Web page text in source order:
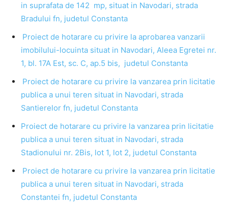
in suprafata de 142 mp, situat in Navodari, strada
Bradului fn, judetul Constanta
Proiect de hotarare cu privire la aprobarea vanzarii
imobilului-locuinta situat in Navodari, Aleea Egretei nr.
1, bl. 17A Est, sc. C, ap.5 bis, judetul Constanta
Proiect de hotarare cu privire la vanzarea prin licitatie
publica a unui teren situat in Navodari, strada
Santierelor fn, judetul Constanta
Proiect de hotarare cu privire la vanzarea prin licitatie
publica a unui teren situat in Navodari, strada
Stadionului nr. 2Bis, lot 1, lot 2, judetul Constanta
Proiect de hotarare cu privire la vanzarea prin licitatie
publica a unui teren situat in Navodari, strada
Constantei fn, judetul Constanta